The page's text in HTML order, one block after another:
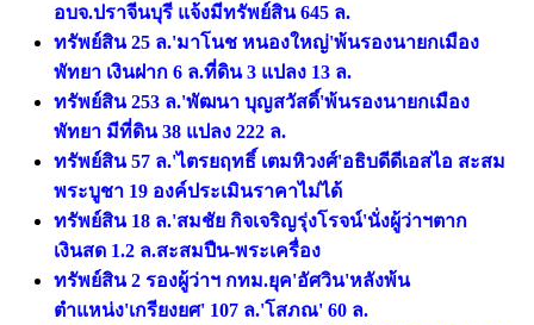
อบจ.ปราจีนบุรี แจ้งมีทรัพย์สิน 645 ล.
ทรัพย์สิน 25 ล.'มาโนช หนองใหญ่'พ้นรองนายกเมือง
พัทยา เงินฝาก 6 ล.ที่ดิน 3 แปลง 13 ล.
ทรัพย์สิน 253 ล.'พัฒนา บุญสวัสดิ์'พ้นรองนายกเมือง
พัทยา มีที่ดิน 38 แปลง 222 ล.
ทรัพย์สิน 57 ล.'ไตรยฤทธิ์ เตมหิวงศ์'อธิบดีดีเอสไอ สะสม
พระบูชา 19 องค์ประเมินราคาไม่ได้
ทรัพย์สิน 18 ล.'สมชัย กิจเจริญรุ่งโรจน์'นั่งผู้ว่าฯตาก
เงินสด 1.2 ล.สะสมปืน-พระเครื่อง
ทรัพย์สิน 2 รองผู้ว่าฯ กทม.ยุค'อัศวิน'หลังพ้น
ตำแหน่ง'เกรียงยศ' 107 ล.'โสภณ' 60 ล.